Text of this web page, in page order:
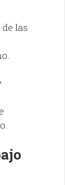
las